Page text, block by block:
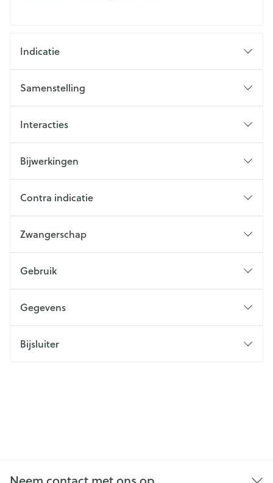
Indicatie
Samenstelling
Interacties
Bijwerkingen
Contra indicatie
Zwangerschap
Gebruik
Gegevens
Bijsluiter